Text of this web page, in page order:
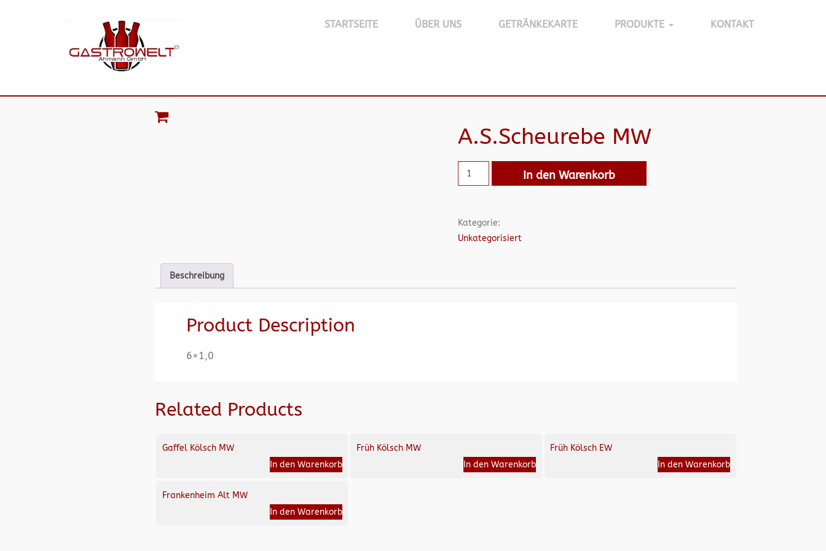
STARTSEITE ÜBER UNS GETRÄNKEKARTE PRODUKTE KONTAKT
A.S.Scheurebe MW
In den Warenkorb
Kategorie:
Unkategorisiert
Beschreibung
Product Description
6×1,0
Related Products
Gaffel Kölsch MW
In den Warenkorb
Früh Kölsch MW
In den Warenkorb
Früh Kölsch EW
In den Warenkorb
Frankenheim Alt MW
In den Warenkorb